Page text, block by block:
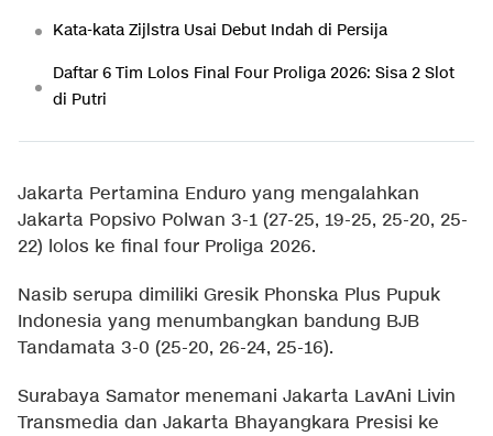
Kata-kata Zijlstra Usai Debut Indah di Persija
Daftar 6 Tim Lolos Final Four Proliga 2026: Sisa 2 Slot
di Putri
Jakarta Pertamina Enduro yang mengalahkan
Jakarta Popsivo Polwan 3-1 (27-25, 19-25, 25-20, 25-
22) lolos ke final four Proliga 2026.
Nasib serupa dimiliki Gresik Phonska Plus Pupuk
Indonesia yang menumbangkan bandung BJB
Tandamata 3-0 (25-20, 26-24, 25-16).
Surabaya Samator menemani Jakarta LavAni Livin
Transmedia dan Jakarta Bhayangkara Presisi ke